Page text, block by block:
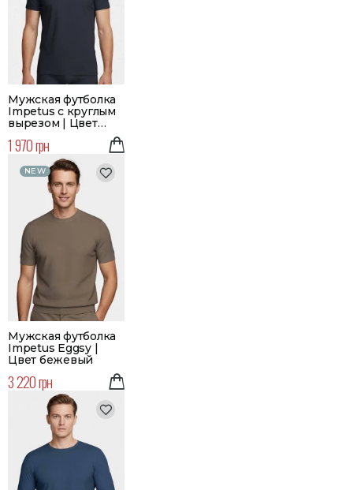
Мужская футболка
Impetus с круглым
вырезом | Цвет
1 970 грн
NEW
Мужская футболка
Impetus Eggsy |
Цвет бежевый
3 220 грн